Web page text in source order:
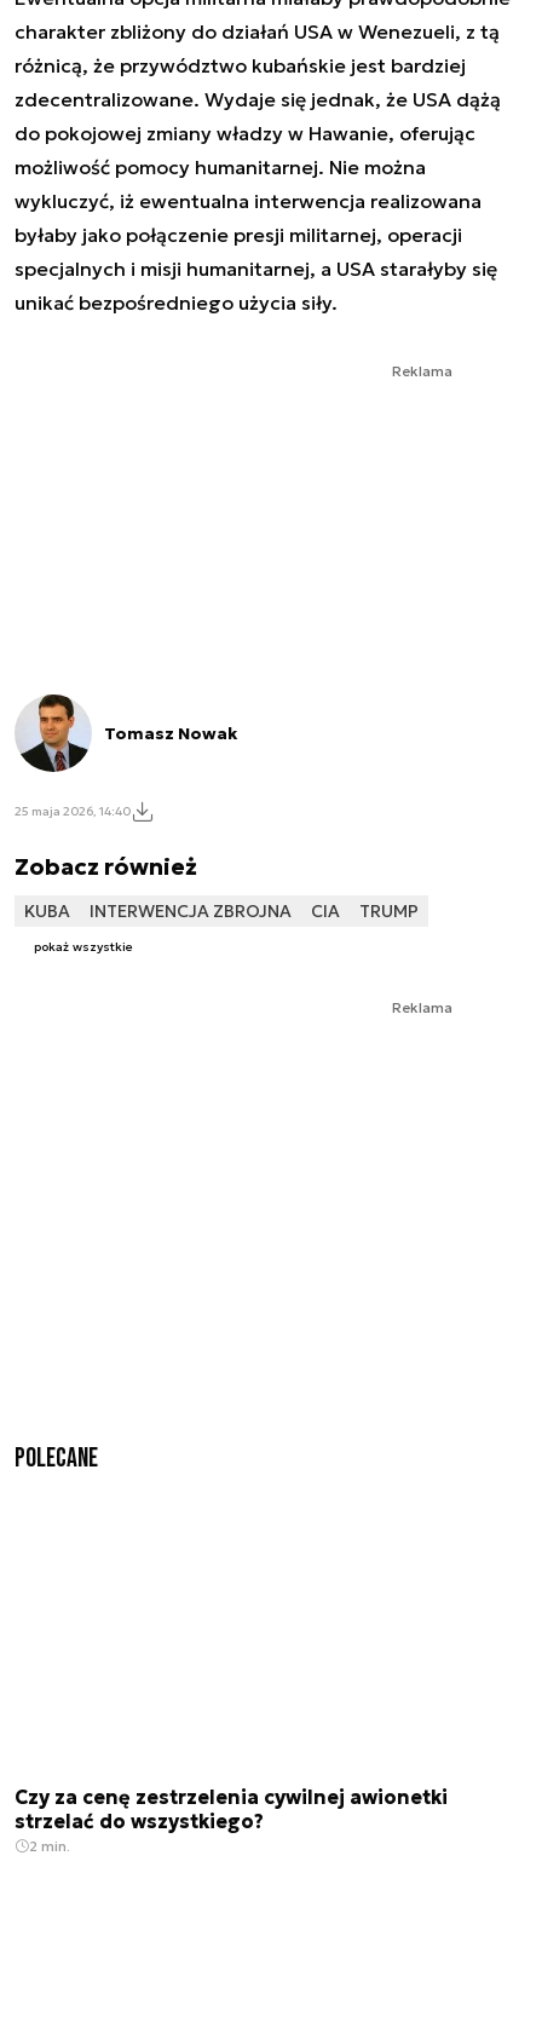
charakter zbliżony do działań USA w Wenezueli, z tą
różnicą, że przywództwo kubańskie jest bardziej
zdecentralizowane. Wydaje się jednak, że USA dążą
do pokojowej zmiany władzy w Hawanie, oferując
możliwość pomocy humanitarnej. Nie można
wykluczyć, iż ewentualna interwencja realizowana
byłaby jako połączenie presji militarnej, operacji
specjalnych i misji humanitarnej, a USA starałyby się
unikać bezpośredniego użycia siły.
Reklama
Tomasz Nowak
25 maja 2026, 14:40
Zobacz również
KUBA INTERWENCJA ZBROJNA CIA TRUMP
pokaż wszystkie
Reklama
Polecane
Czy za cenę zestrzelenia cywilnej awionetki
strzelać do wszystkiego?
2 min.